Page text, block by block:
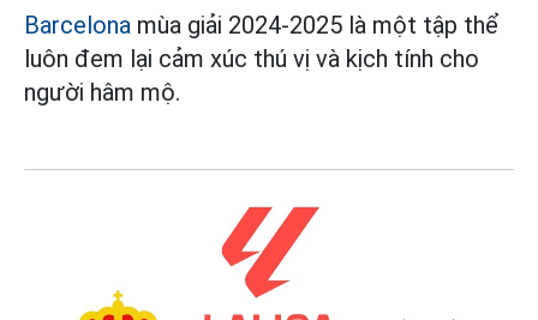
Barcelona mùa giải 2024-2025 là một tập thể
luôn đem lại cảm xúc thú vị và kịch tính cho
người hâm mộ.